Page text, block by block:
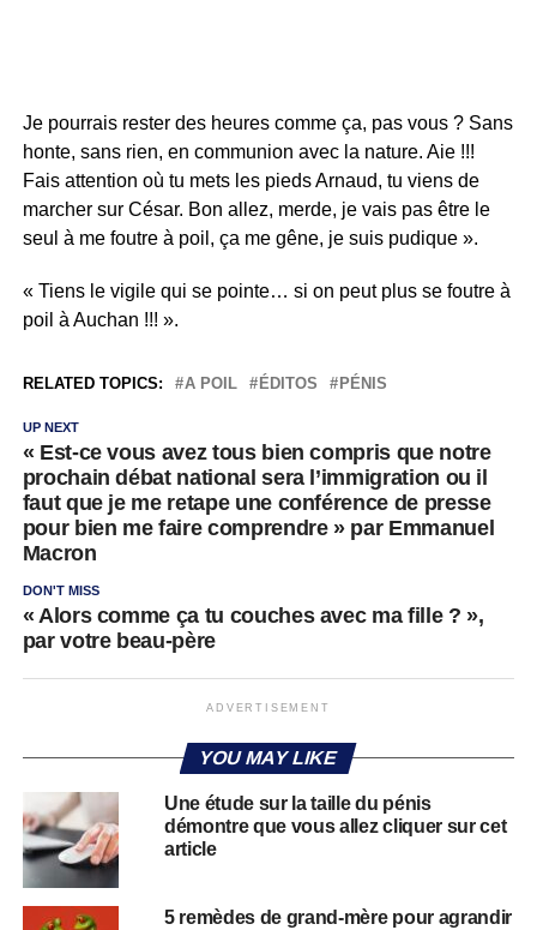
Je pourrais rester des heures comme ça, pas vous ? Sans
honte, sans rien, en communion avec la nature. Aie !!!
Fais attention où tu mets les pieds Arnaud, tu viens de
marcher sur César. Bon allez, merde, je vais pas être le
seul à me foutre à poil, ça me gêne, je suis pudique ».
« Tiens le vigile qui se pointe… si on peut plus se foutre à
poil à Auchan !!! ».
RELATED TOPICS: A POIL ÉDITOS PÉNIS
UP NEXT
« Est-ce vous avez tous bien compris que notre
prochain débat national sera l’immigration ou il
faut que je me retape une conférence de presse
pour bien me faire comprendre » par Emmanuel
Macron
DON'T MISS
« Alors comme ça tu couches avec ma fille ? »,
par votre beau-père
ADVERTISEMENT
YOU MAY LIKE
Une étude sur la taille du pénis
démontre que vous allez cliquer sur cet
article
5 remèdes de grand-mère pour agrandir